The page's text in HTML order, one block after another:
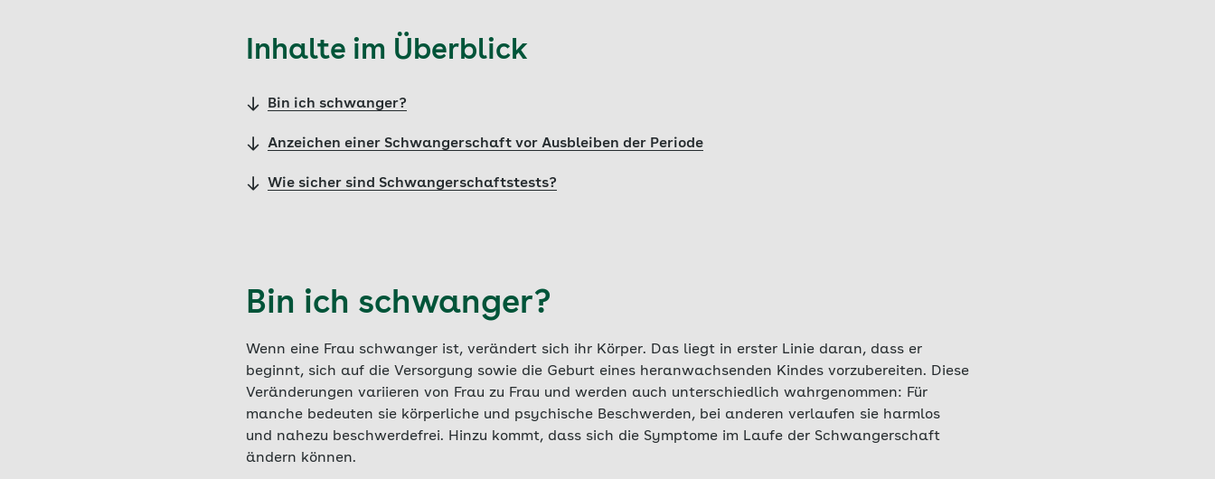
Inhalte im Überblick
Bin ich schwanger?
Anzeichen einer Schwangerschaft vor Ausbleiben der Periode
Wie sicher sind Schwangerschaftstests?
Bin ich schwanger?
Wenn eine Frau schwanger ist, verändert sich ihr Körper. Das liegt in erster Linie daran, dass er
beginnt, sich auf die Versorgung sowie die Geburt eines heranwachsenden Kindes vorzubereiten. Diese
Veränderungen variieren von Frau zu Frau und werden auch unterschiedlich wahrgenommen: Für
manche bedeuten sie körperliche und psychische Beschwerden, bei anderen verlaufen sie harmlos
und nahezu beschwerdefrei. Hinzu kommt, dass sich die Symptome im Laufe der Schwangerschaft
ändern können.